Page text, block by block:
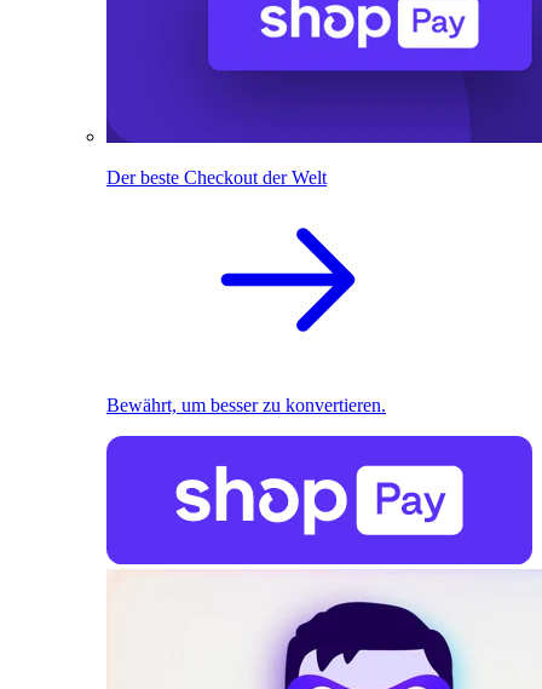
Der beste Checkout der Welt
Bewährt, um besser zu konvertieren.